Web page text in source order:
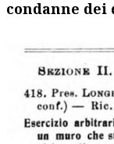
condanne